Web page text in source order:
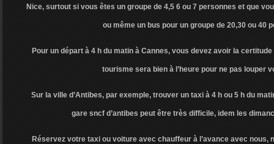
Nice, surtout si vous êtes un groupe de 4,5 6 ou 7 personnes et que
ou même un bus pour un groupe de 20,30 ou 40
Pour un départ à 4 h du matin à Cannes, vous devez avoir la
tourisme sera bien à l’heure pour ne pas louper
Sur la ville d’Antibes, par exemple, trouver un taxi à 4 h ou 5 h du
gare sncf d’antibes peut être très difficile, idem les
Réservez votre taxi ou voiture avec chauffeur à l’avance avec nous,